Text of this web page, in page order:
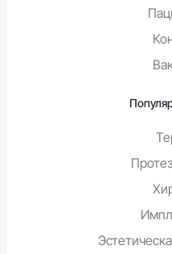
Пациент является
Пациент не является
Введите ИНН пациента*